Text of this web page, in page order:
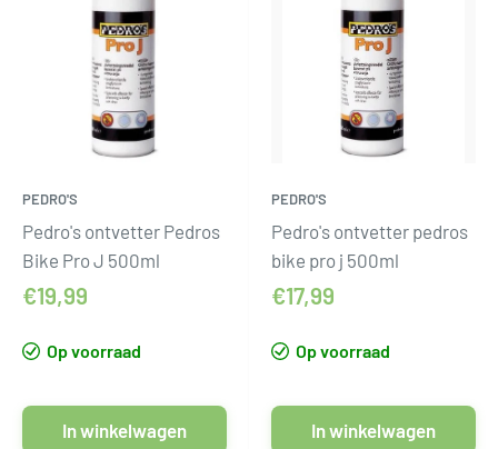
PEDRO'S
Pedro's ontvetter Pedros
Bike Pro J 500ml
€19,99
Op voorraad
In winkelwagen
PEDRO'S
Pedro's ontvetter pedros
bike pro j 500ml
€17,99
Op voorraad
In winkelwagen